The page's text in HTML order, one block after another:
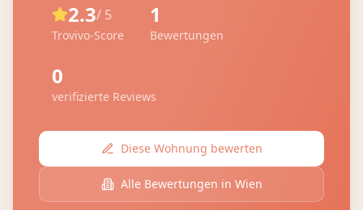
2.3/ 5
Trovivo-Score
1
Bewertungen
0
verifizierte Reviews
Diese Wohnung bewerten
Alle Bewertungen in Wien